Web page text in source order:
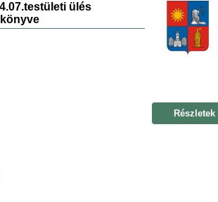
ülés
Részletek